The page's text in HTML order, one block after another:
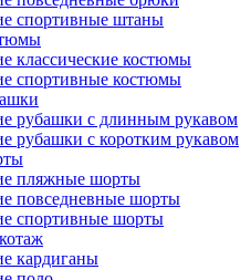
спортивные штаны
классические костюмы
спортивные костюмы
рубашки с длинным рукавом
рубашки с коротким рукавом
пляжные шорты
повседневные шорты
спортивные шорты
кардиганы